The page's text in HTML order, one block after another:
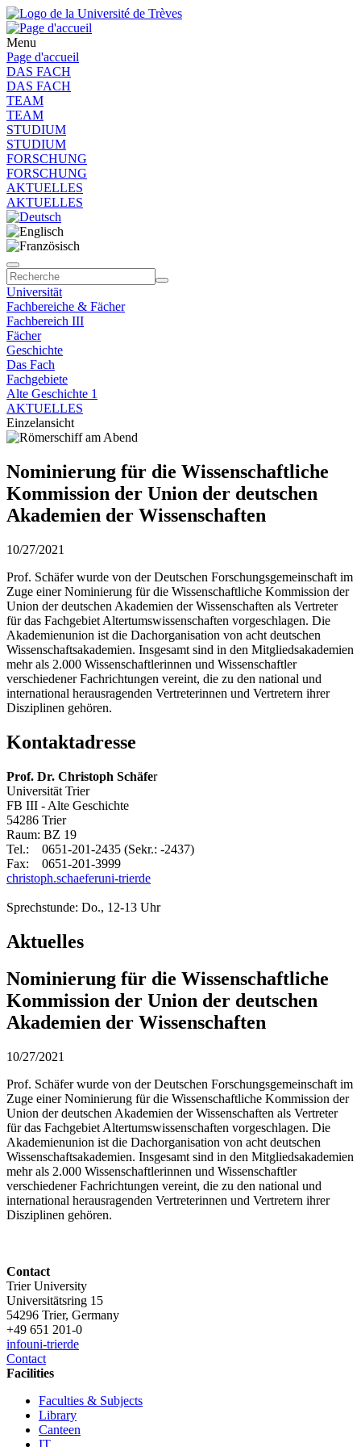
Menu
Page d'accueil
DAS FACH
DAS FACH
TEAM
TEAM
STUDIUM
STUDIUM
FORSCHUNG
FORSCHUNG
AKTUELLES
AKTUELLES
Universität
Fachbereiche & Fächer
Fachbereich III
Fächer
Geschichte
Das Fach
Fachgebiete
Alte Geschichte 1
AKTUELLES
Einzelansicht
Nominierung für die Wissenschaftliche
Kommission der Union der deutschen
Akademien der Wissenschaften
10/27/2021
Prof. Schäfer wurde von der Deutschen Forschungsgemeinschaft im
Zuge einer Nominierung für die Wissenschaftliche Kommission der
Union der deutschen Akademien der Wissenschaften als Vertreter
für das Fachgebiet Altertumswissenschaften vorgeschlagen. Die
Akademienunion ist die Dachorganisation von acht deutschen
Wissenschaftsakademien. Insgesamt sind in den Mitgliedsakademien
mehr als 2.000 Wissenschaftlerinnen und Wissenschaftler
verschiedener Fachrichtungen vereint, die zu den national und
international herausragenden Vertreterinnen und Vertretern ihrer
Disziplinen gehören.
Kontaktadresse
Prof. Dr. Christoph Schäfer
Universität Trier
FB III - Alte Geschichte
54286 Trier
Raum: BZ 19
Tel.: 0651-201-2435 (Sekr.: -2437)
Fax: 0651-201-3999
christoph.schaeferuni-trierde
Sprechstunde: Do., 12-13 Uhr
Aktuelles
Nominierung für die Wissenschaftliche
Kommission der Union der deutschen
Akademien der Wissenschaften
10/27/2021
Prof. Schäfer wurde von der Deutschen Forschungsgemeinschaft im
Zuge einer Nominierung für die Wissenschaftliche Kommission der
Union der deutschen Akademien der Wissenschaften als Vertreter
für das Fachgebiet Altertumswissenschaften vorgeschlagen. Die
Akademienunion ist die Dachorganisation von acht deutschen
Wissenschaftsakademien. Insgesamt sind in den Mitgliedsakademien
mehr als 2.000 Wissenschaftlerinnen und Wissenschaftler
verschiedener Fachrichtungen vereint, die zu den national und
international herausragenden Vertreterinnen und Vertretern ihrer
Disziplinen gehören.
Contact
Trier University
Universitätsring 15
54296 Trier, Germany
+49 651 201-0
infouni-trierde
Contact
Facilities
Faculties & Subjects
Library
Canteen